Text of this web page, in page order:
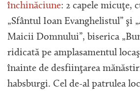
închinăciune: 2 capele micuţe,
„Sfântul Ioan Evanghelistul” şi
Maicii Domnului”, biserica
ridicată pe amplasamentul
înainte de desfiinţarea
habsburgi. Cel de-al patrulea